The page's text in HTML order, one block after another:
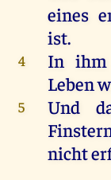
eines
ist.
4 In ihm
Leben
5 Und
nicht